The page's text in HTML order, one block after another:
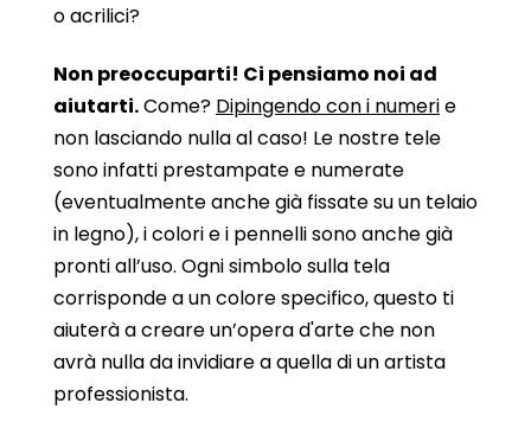
o acrilici?
Non preoccuparti! Ci pensiamo noi ad
aiutarti.Come? Dipingendo con i numerie
non lasciando nulla al caso! Le nostre tele
sono infatti prestampate e numerate
(eventualmente anche già fissate su un telaio
in legno), i colori e i pennelli sono anche già
pronti all’uso. Ogni simbolo sulla tela
corrisponde a un colore specifico, questo ti
aiuterà a creare un’opera d'arte che non
avrà nulla da invidiare a quella di un artista
professionista.